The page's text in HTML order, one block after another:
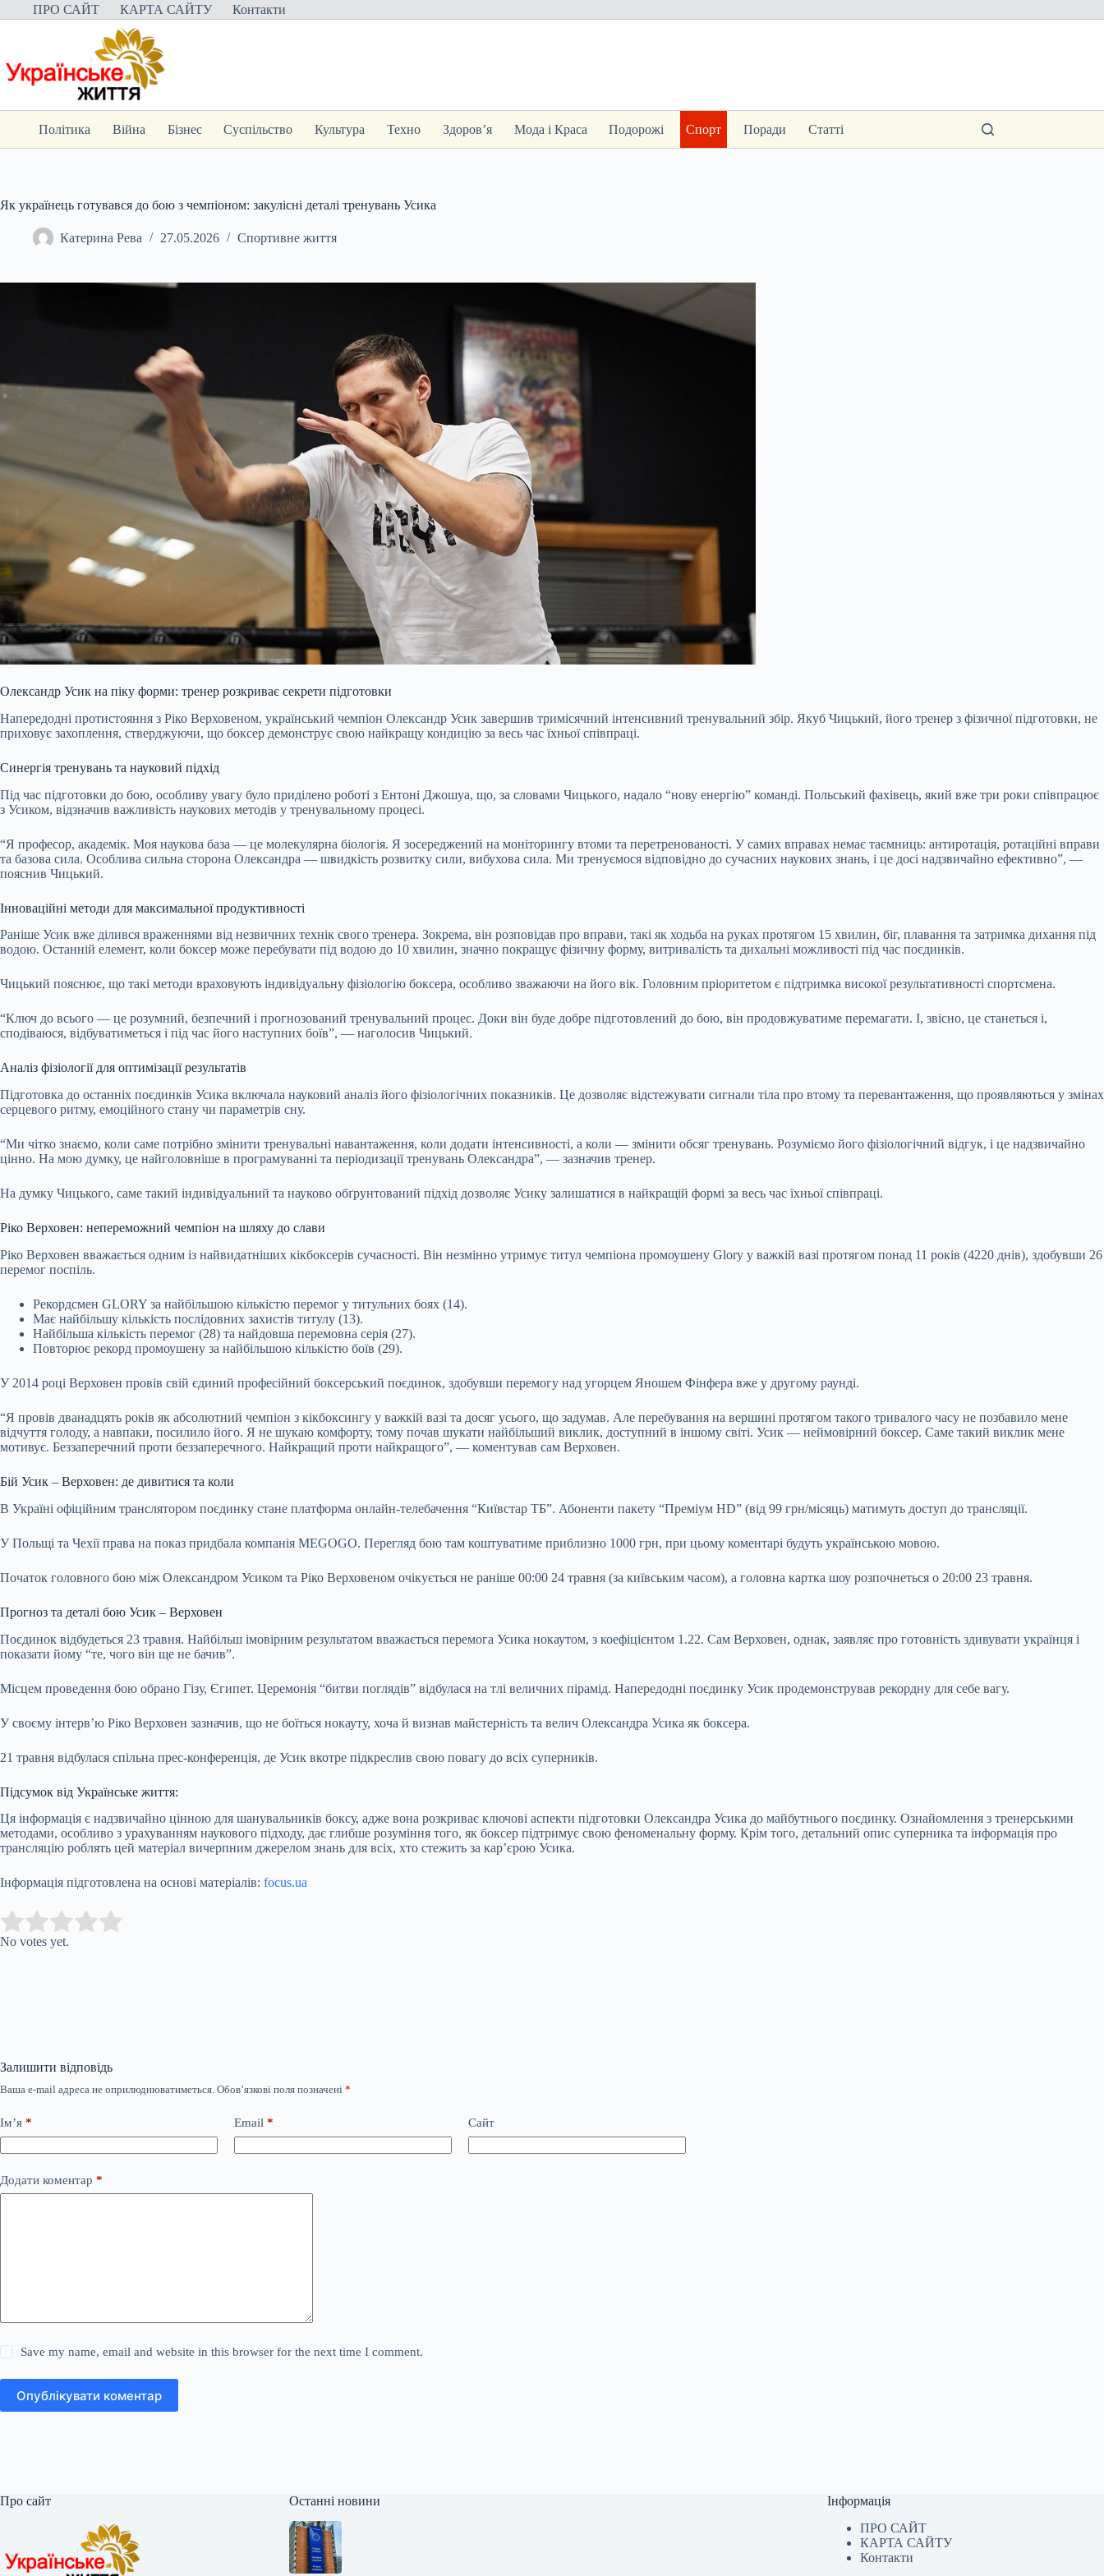
Перейти
до
ПРО САЙТ КАРТА САЙТУ Контакти
Політика Війна Бізнес Суспільство Культура Техно Здоров’я Мода і Краса Подорожі Спорт Поради Статті
Як українець готувався до бою з чемпіоном: закулісні деталі тренувань Усика
Катерина Рева 27.05.2026 Спортивне життя
Олександр Усик на піку форми: тренер розкриває секрети підготовки
Напередодні протистояння з Ріко Верховеном, український чемпіон Олександр Усик завершив тримісячний інтенсивний тренувальний збір. Якуб Чицький, його тренер з фізичної підготовки, не
приховує захоплення, стверджуючи, що боксер демонструє свою найкращу кондицію за весь час їхньої співпраці.
Синергія тренувань та науковий підхід
Під час підготовки до бою, особливу увагу було приділено роботі з Ентоні Джошуа, що, за словами Чицького, надало “нову енергію” команді. Польський фахівець, який вже три роки співпрацює
з Усиком, відзначив важливість наукових методів у тренувальному процесі.
“Я професор, академік. Моя наукова база — це молекулярна біологія. Я зосереджений на моніторингу втоми та перетренованості. У самих вправах немає таємниць: антиротація, ротаційні вправи
та базова сила. Особлива сильна сторона Олександра — швидкість розвитку сили, вибухова сила. Ми тренуємося відповідно до сучасних наукових знань, і це досі надзвичайно ефективно”, —
пояснив Чицький.
Інноваційні методи для максимальної продуктивності
Раніше Усик вже ділився враженнями від незвичних технік свого тренера. Зокрема, він розповідав про вправи, такі як ходьба на руках протягом 15 хвилин, біг, плавання та затримка дихання під
водою. Останній елемент, коли боксер може перебувати під водою до 10 хвилин, значно покращує фізичну форму, витривалість та дихальні можливості під час поєдинків.
Чицький пояснює, що такі методи враховують індивідуальну фізіологію боксера, особливо зважаючи на його вік. Головним пріоритетом є підтримка високої результативності спортсмена.
“Ключ до всього — це розумний, безпечний і прогнозований тренувальний процес. Доки він буде добре підготовлений до бою, він продовжуватиме перемагати. І, звісно, це станеться і,
сподіваюся, відбуватиметься і під час його наступних боїв”, — наголосив Чицький.
Аналіз фізіології для оптимізації результатів
Підготовка до останніх поєдинків Усика включала науковий аналіз його фізіологічних показників. Це дозволяє відстежувати сигнали тіла про втому та перевантаження, що проявляються у змінах
серцевого ритму, емоційного стану чи параметрів сну.
“Ми чітко знаємо, коли саме потрібно змінити тренувальні навантаження, коли додати інтенсивності, а коли — змінити обсяг тренувань. Розуміємо його фізіологічний відгук, і це надзвичайно
цінно. На мою думку, це найголовніше в програмуванні та періодизації тренувань Олександра”, — зазначив тренер.
На думку Чицького, саме такий індивідуальний та науково обґрунтований підхід дозволяє Усику залишатися в найкращій формі за весь час їхньої співпраці.
Ріко Верховен: непереможний чемпіон на шляху до слави
Ріко Верховен вважається одним із найвидатніших кікбоксерів сучасності. Він незмінно утримує титул чемпіона промоушену Glory у важкій вазі протягом понад 11 років (4220 днів), здобувши 26
перемог поспіль.
Рекордсмен GLORY за найбільшою кількістю перемог у титульних боях (14).
Має найбільшу кількість послідовних захистів титулу (13).
Найбільша кількість перемог (28) та найдовша перемовна серія (27).
Повторює рекорд промоушену за найбільшою кількістю боїв (29).
У 2014 році Верховен провів свій єдиний професійний боксерський поєдинок, здобувши перемогу над угорцем Яношем Фінфера вже у другому раунді.
“Я провів дванадцять років як абсолютний чемпіон з кікбоксингу у важкій вазі та досяг усього, що задумав. Але перебування на вершині протягом такого тривалого часу не позбавило мене
відчуття голоду, а навпаки, посилило його. Я не шукаю комфорту, тому почав шукати найбільший виклик, доступний в іншому світі. Усик — неймовірний боксер. Саме такий виклик мене
мотивує. Беззаперечний проти беззаперечного. Найкращий проти найкращого”, — коментував сам Верховен.
Бій Усик – Верховен: де дивитися та коли
В Україні офіційним транслятором поєдинку стане платформа онлайн-телебачення “Київстар ТБ”. Абоненти пакету “Преміум HD” (від 99 грн/місяць) матимуть доступ до трансляції.
У Польщі та Чехії права на показ придбала компанія MEGOGO. Перегляд бою там коштуватиме приблизно 1000 грн, при цьому коментарі будуть українською мовою.
Початок головного бою між Олександром Усиком та Ріко Верховеном очікується не раніше 00:00 24 травня (за київським часом), а головна картка шоу розпочнеться о 20:00 23 травня.
Прогноз та деталі бою Усик – Верховен
Поєдинок відбудеться 23 травня. Найбільш імовірним результатом вважається перемога Усика нокаутом, з коефіцієнтом 1.22. Сам Верховен, однак, заявляє про готовність здивувати українця і
показати йому “те, чого він ще не бачив”.
Місцем проведення бою обрано Гізу, Єгипет. Церемонія “битви поглядів” відбулася на тлі величних пірамід. Напередодні поєдинку Усик продемонстрував рекордну для себе вагу.
У своєму інтерв’ю Ріко Верховен зазначив, що не боїться нокауту, хоча й визнав майстерність та велич Олександра Усика як боксера.
21 травня відбулася спільна прес-конференція, де Усик вкотре підкреслив свою повагу до всіх суперників.
Підсумок від Українське життя:
Ця інформація є надзвичайно цінною для шанувальників боксу, адже вона розкриває ключові аспекти підготовки Олександра Усика до майбутнього поєдинку. Ознайомлення з тренерськими
методами, особливо з урахуванням наукового підходу, дає глибше розуміння того, як боксер підтримує свою феноменальну форму. Крім того, детальний опис суперника та інформація про
трансляцію роблять цей матеріал вичерпним джерелом знань для всіх, хто стежить за кар’єрою Усика.
Інформація підготовлена на основі матеріалів: focus.ua
Rate this item:
No votes yet.
Залишити відповідь
Ваша e-mail адреса не оприлюднюватиметься. Обов’язкові поля позначені *
Ім’я * Email * Сайт
Додати коментар *
Save my name, email and website in this browser for the next time I comment.
Опублікувати коментар
Про сайт Останні новини
Інформація
ПРО САЙТ
КАРТА САЙТУ
Контакти